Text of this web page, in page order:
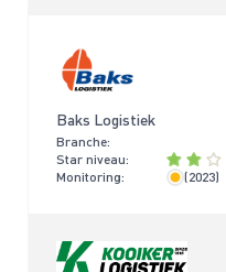
Baks Logistiek
Branche:
Star niveau:
Monitoring:
< 4 jaar
(2023)